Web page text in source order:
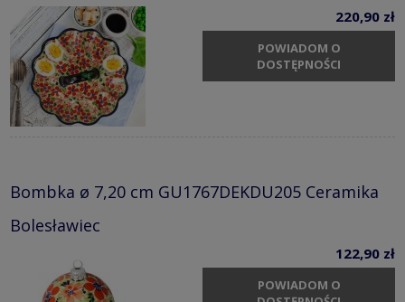
220,90 zł
POWIADOM O
DOSTĘPNOŚCI
Bombka ø 7,20 cm GU1767DEKDU205 Ceramika
Bolesławiec
122,90 zł
POWIADOM O